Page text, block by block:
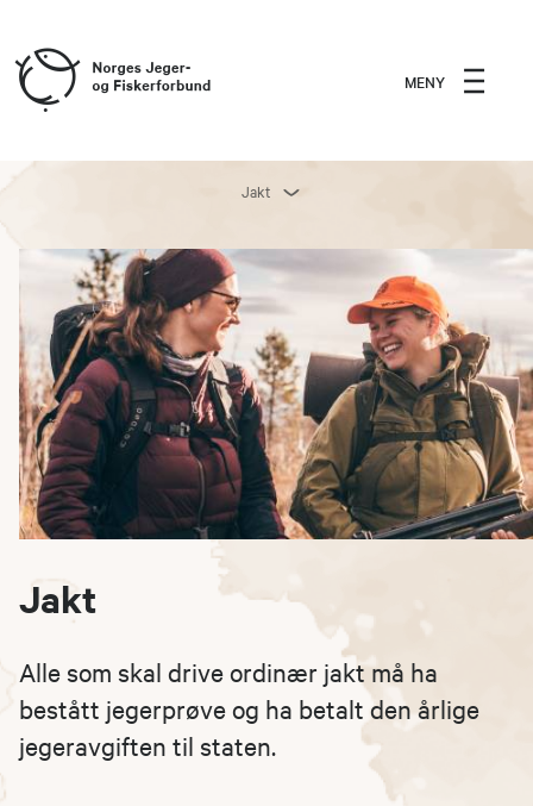
MENY
Jakt
Jakt
Alle som skal drive ordinær jakt må ha
bestått jegerprøve og ha betalt den årlige
jegeravgiften til staten.